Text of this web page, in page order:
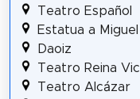
Teatro Español
Estatua a
Daoiz
Teatro Reina
Teatro Alcázar